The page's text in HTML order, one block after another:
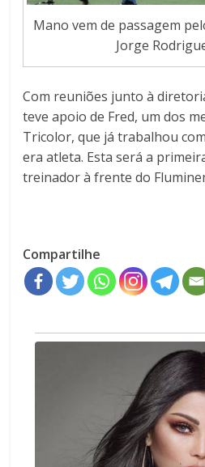
Mano vem de passagem
Jorge
Com reuniões junto à
teve apoio de Fred, um dos
Tricolor, que já trabalhou
era atleta. Esta será a
treinador à frente do
Compartilhe